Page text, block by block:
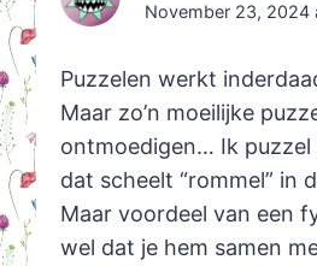
November 23, 2024
Puzzelen werkt
Maar zo’n moeilijke
ontmoedigen… Ik puzzel
dat scheelt “rommel” in
Maar voordeel van een
wel dat je hem samen